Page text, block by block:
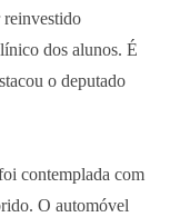
reinvestido
dos alunos. É
o deputado
contemplada com
O automóvel